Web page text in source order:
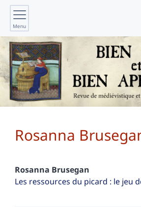
Menu
Rosanna
Rosanna Brusegan
Les ressources du picard : le jeu